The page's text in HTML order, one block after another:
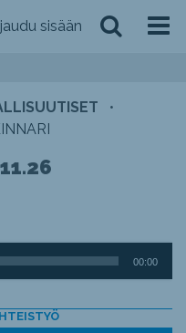
sisään
•
00:00